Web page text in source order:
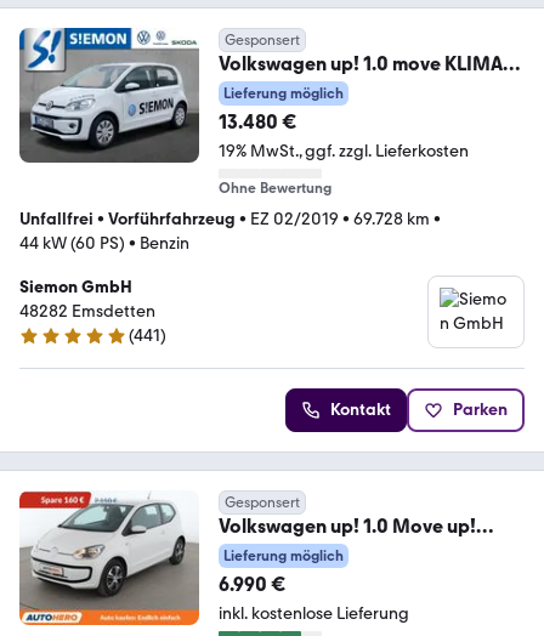
Gesponsert
Volkswagen up! 1.0 move KLIMA
SHZ PDC DRIVE-PAKET PLUS
Lieferung möglich
13.480 €
19% MwSt. ggf. zzgl. Lieferkosten
Ohne Bewertung
Unfallfrei • Vorführfahrzeug • EZ 02/2019 • 69.728 km •
44 kW (60 PS) • Benzin
Siemon GmbH
48282 Emsdetten
4.9 Sterne
(441)
Kontakt Parken
Gesponsert
Volkswagen up! 1.0 Move up!
*NAVI*KLIMA*GARANTIE*
Lieferung möglich
6.990 €
inkl. kostenlose Lieferung